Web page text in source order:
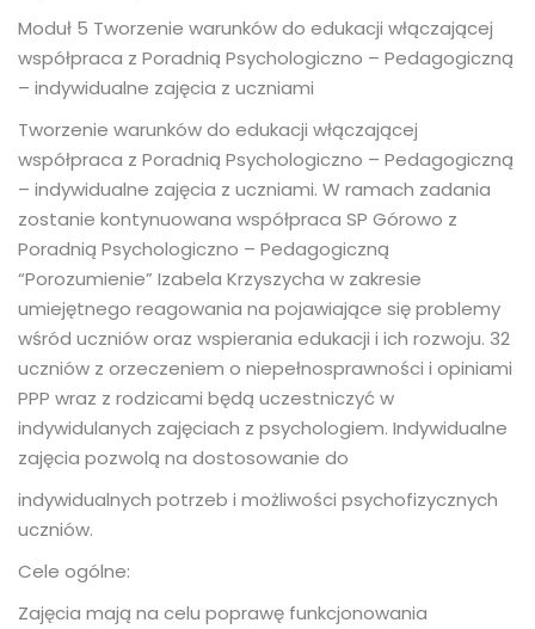
Moduł 5 Tworzenie warunków do edukacji włączającej
współpraca z Poradnią Psychologiczno – Pedagogiczną
– indywidualne zajęcia z uczniami
Tworzenie warunków do edukacji włączającej
współpraca z Poradnią Psychologiczno – Pedagogiczną
– indywidualne zajęcia z uczniami. W ramach zadania
zostanie kontynuowana współpraca SP Górowo z
Poradnią Psychologiczno – Pedagogiczną
“Porozumienie” Izabela Krzyszycha w zakresie
umiejętnego reagowania na pojawiające się problemy
wśród uczniów oraz wspierania edukacji i ich rozwoju. 32
uczniów z orzeczeniem o niepełnosprawności i opiniami
PPP wraz z rodzicami będą uczestniczyć w
indywidulanych zajęciach z psychologiem. Indywidualne
zajęcia pozwolą na dostosowanie do
indywidualnych potrzeb i możliwości psychofizycznych
uczniów.
Cele ogólne:
Zajęcia mają na celu poprawę funkcjonowania